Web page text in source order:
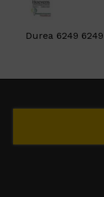
Durea 6249